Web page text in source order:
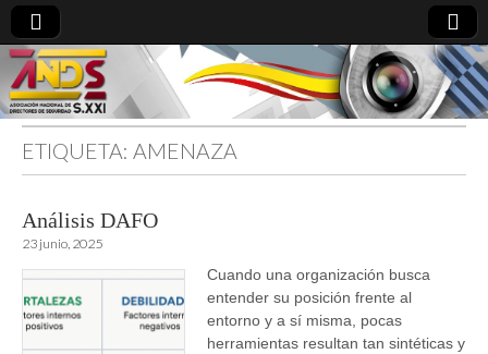
directoresdeseguridad.es
ETIQUETA: AMENAZA
Análisis DAFO
23 junio, 2025
Cuando una organización busca
entender su posición frente al
entorno y a sí misma, pocas
herramientas resultan tan sintéticas y